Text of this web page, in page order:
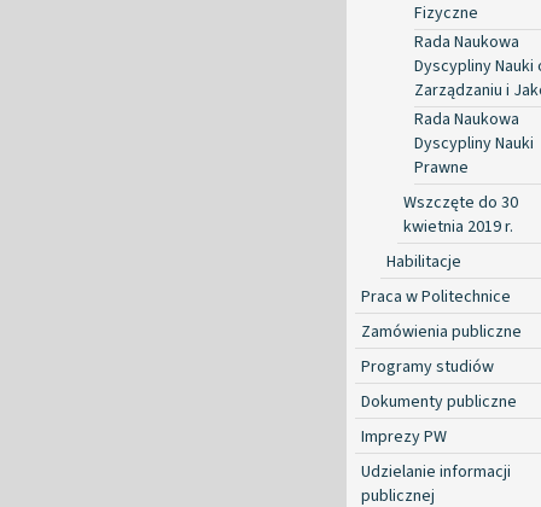
Fizyczne
Rada Naukowa
Dyscypliny Nauki
Zarządzaniu i
Rada Naukowa
Dyscypliny Nauki
Prawne
Wszczęte do 30
kwietnia 2019 r.
Habilitacje
Praca w Politechnice
Zamówienia publiczne
Programy studiów
Dokumenty publiczne
Imprezy PW
Udzielanie informacji
publicznej